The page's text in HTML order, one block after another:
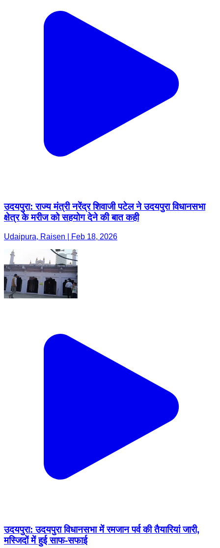
उदयपुरा: राज्य मंत्री नरेंद्र शिवाजी पटेल ने उदयपुरा विधानसभा
क्षेत्र के मरीज को सहयोग देने की बात कही
Udaipura, Raisen | Feb 18, 2026
उदयपुरा: उदयपुरा विधानसभा में रमजान पर्व की तैयारियां जारी,
मस्जिदों में हुई साफ-सफाई